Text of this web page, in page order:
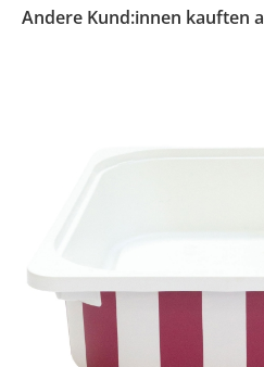
Andere Kund:innen kauften